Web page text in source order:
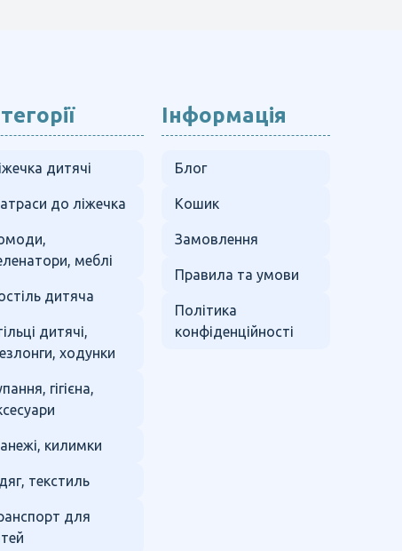
дитячі
до ліжечка
меблі
дитяча
дитячі,
ходунки
гігієна,
килимки
текстиль
для
Інформація
Блог
Кошик
Замовлення
Правила та умови
Політика
конфіденційності